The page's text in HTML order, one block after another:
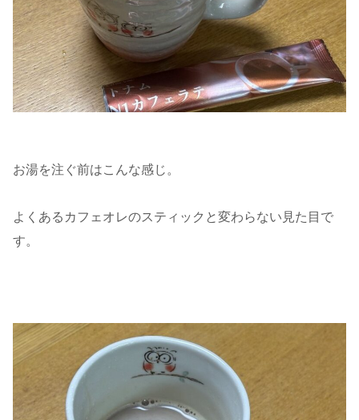
お湯を注ぐ前はこんな感じ。
よくあるカフェオレのスティックと変わらない見た目で
す。